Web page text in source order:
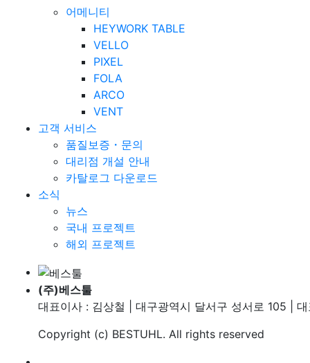
어메니티
HEYWORK TABLE
VELLO
PIXEL
FOLA
ARCO
VENT
고객 서비스
품질보증・문의
대리점 개설 안내
카탈로그 다운로드
소식
뉴스
국내 프로젝트
해외 프로젝트
(주)베스툴
대표이사 : 김상철 | 대구광역시 달서구 성서로 105 |
Copyright (c) BESTUHL. All rights reserved